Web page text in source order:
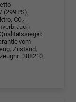
(299 PS),
CO₂-
vom
Zustand,
388210